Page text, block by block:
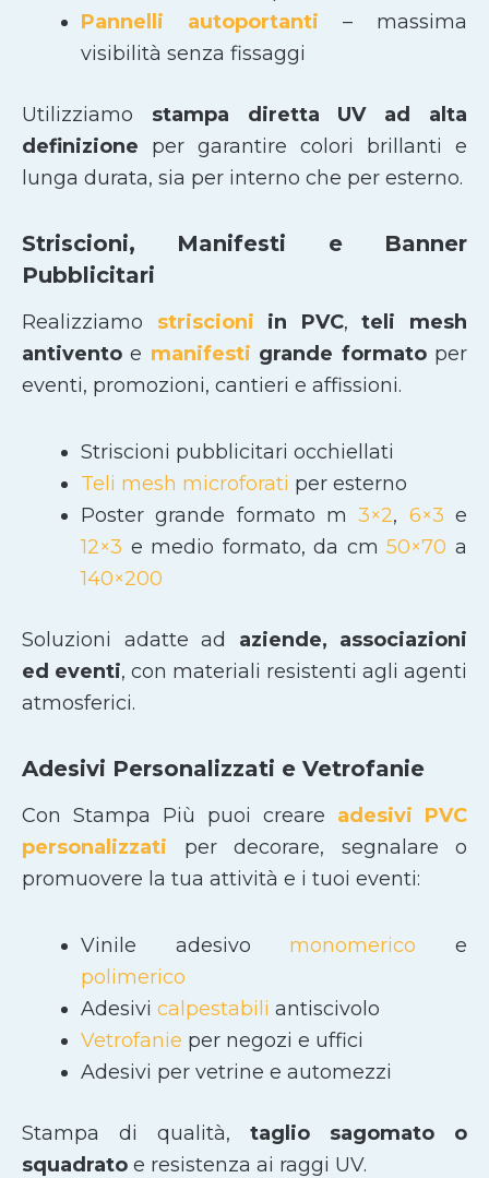
Pannelli autoportanti – massima
visibilità senza fissaggi
Utilizziamo stampa diretta UV ad alta
definizione per garantire colori brillanti e
lunga durata, sia per interno che per esterno.
Striscioni, Manifesti e Banner
Pubblicitari
Realizziamo striscioni in PVC,teli mesh
antivento e manifesti grande formatoper
eventi, promozioni, cantieri e affissioni.
Striscioni pubblicitari occhiellati
Teli mesh microforati per esterno
Poster grande formato m3×2, 6×3 e
12×3 e medio formato, da cm50×70 a
140×200
Soluzioni adatte ad aziende, associazioni
ed eventi, con materiali resistenti agli agenti
atmosferici.
Adesivi Personalizzati e Vetrofanie
Con Stampa Più puoi creare adesivi PVC
personalizzati per decorare, segnalare o
promuovere la tua attività e i tuoi eventi:
Vinile adesivo monomerico e
polimerico
Adesivi calpestabili antiscivolo
Vetrofanie per negozi e uffici
Adesivi per vetrine e automezzi
Stampa di qualità, taglio sagomato
o
squadrato e resistenza ai raggi UV.